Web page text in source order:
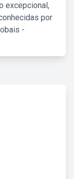
excepcional,
por
-